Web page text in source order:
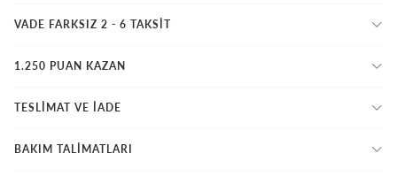
VADE FARKSIZ 2 - 6 TAKSIT
1.250 PUAN KAZAN
TESLİMAT VE İADE
BAKIM TALİMATLARI